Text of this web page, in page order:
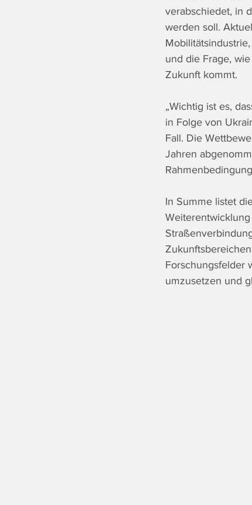
verabschiedet, in
werden soll.
und die Frage,
Zukunft kommt.
„Wichtig ist es,
in Folge von
Fall. Die
Jahren
In Summe listet
Forschungsfelder
umzusetzen und